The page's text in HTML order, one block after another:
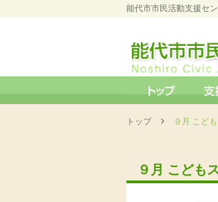
能代市市民活動支援セ
トップ › ９月 こど
９月 こども